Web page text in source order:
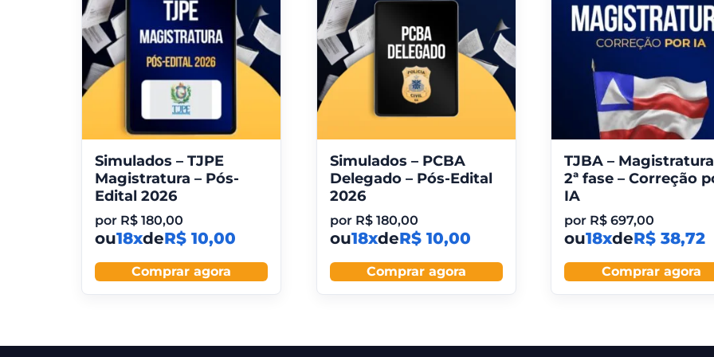
Simulados – TJPE
Magistratura – Pós-
Edital 2026
por R$ 180,00
ou18xdeR$ 10,00
Comprar agora
Simulados – PCBA
Delegado – Pós-Edital
2026
por R$180,00
ou18xdeR$ 10,00
Comprar agora
TJBA –
2ª fase – Correção
IA
por R$ 697,00
ou18xdeR$ 38,72
Comprar agora